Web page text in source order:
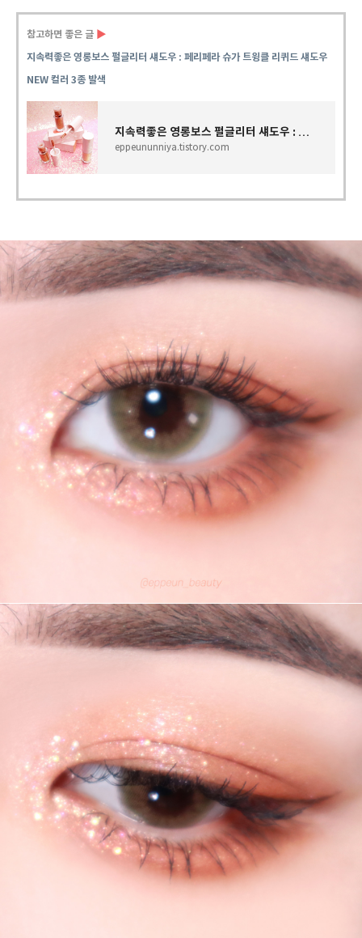
참고하면 좋은 글 ▶
지속력좋은 영롱보스 펄글리터 섀도우 : 페리페라 슈가 트윙클 리퀴드 섀도우
NEW 컬러 3종 발색
지속력좋은 영롱보스 펄글리터 섀도우 : 페리페라 슈가 트윙클 리퀴드 섀도우 NEW 컬러 3종 발색
eppeununniya.tistory.com